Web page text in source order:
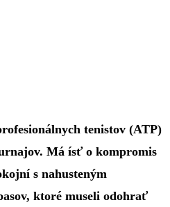
tenistov (ATP)
Má ísť o kompromis
s nahusteným
ktoré museli odohrať